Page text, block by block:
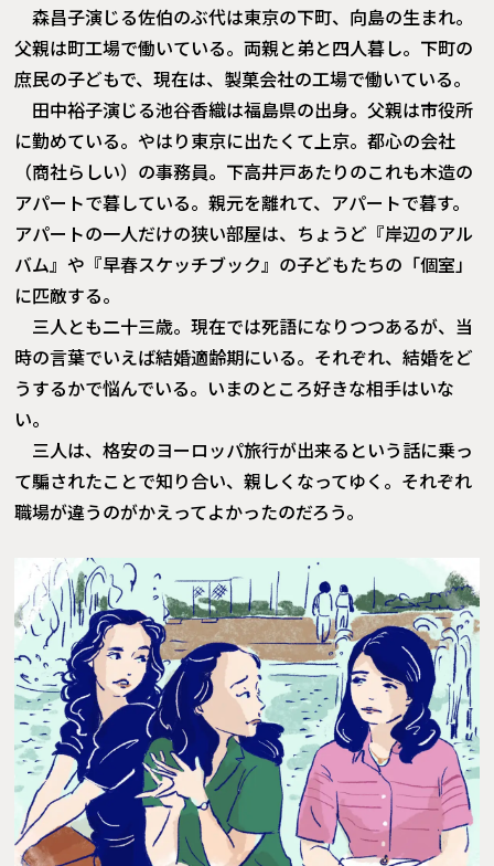
森昌子演じる佐伯のぶ代は東京の下町、向島の生まれ。
父親は町工場で働いている。両親と弟と四人暮し。下町の
庶民の子どもで、現在は、製菓会社の工場で働いている。
田中裕子演じる池谷香織は福島県の出身。父親は市役所
に勤めている。やはり東京に出たくて上京。都心の会社
（商社らしい）の事務員。下高井戸あたりのこれも木造の
アパートで暮している。親元を離れて、アパートで暮す。
アパートの一人だけの狭い部屋は、ちょうど『岸辺のアル
バム』や『早春スケッチブック』の子どもたちの「個室」
に匹敵する。
三人とも二十三歳。現在では死語になりつつあるが、当
時の言葉でいえば結婚適齢期にいる。それぞれ、結婚をど
うするかで悩んでいる。いまのところ好きな相手はいな
い。
三人は、格安のヨーロッパ旅行が出来るという話に乗っ
て騙されたことで知り合い、親しくなってゆく。それぞれ
職場が違うのがかえってよかったのだろう。